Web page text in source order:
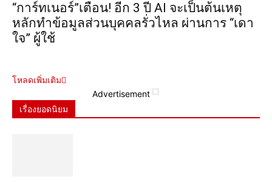
“การ์ทเนอร์”เตือน! อีก 3 ปี AI จะเป็นต้นเหตุ
หลักทำข้อมูลส่วนบุคคลรั่วไหล ผ่านการ “เดา
ใจ” ผู้ใช้
โหลดเพิ่มเติม
Advertisement
เรื่องยอดนิยม